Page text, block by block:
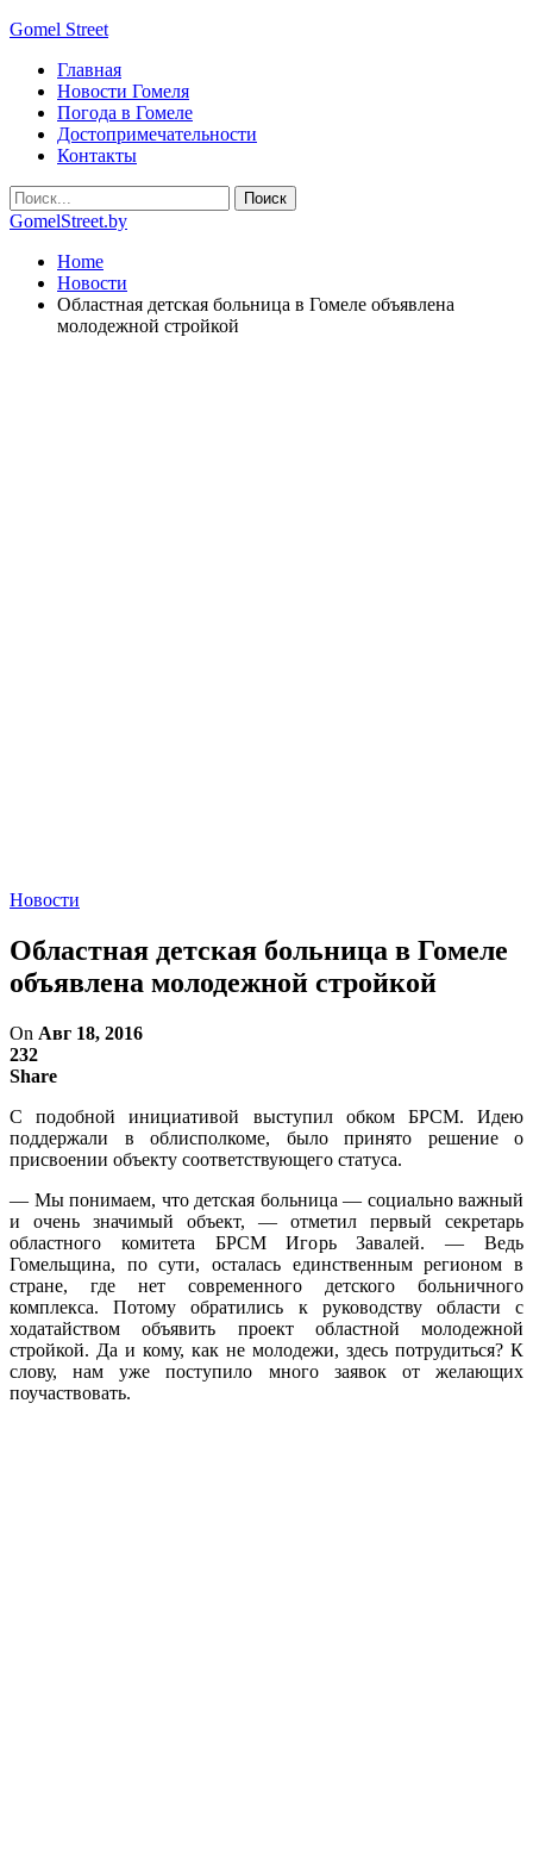
Gomel Street
Главная
Новости Гомеля
Погода в Гомеле
Достопримечательности
Контакты
GomelStreet.by
Home
Новости
Областная детская больница в Гомеле объявлена
молодежной стройкой
Новости
Областная детская больница в Гомеле
объявлена молодежной стройкой
On Авг 18, 2016
232
Share
С подобной инициативой выступил обком БРСМ. Идею
поддержали в облисполкоме, было принято решение о
присвоении объекту соответствующего статуса.
— Мы понимаем, что детская больница — социально важный
и очень значимый объект, — отметил первый секретарь
областного комитета БРСМ Игорь Завалей. — Ведь
Гомельщина, по сути, осталась единственным регионом в
стране, где нет современного детского больничного
комплекса. Потому обратились к руководству области с
ходатайством объявить проект областной молодежной
стройкой. Да и кому, как не молодежи, здесь потрудиться? К
слову, нам уже поступило много заявок от желающих
поучаствовать.